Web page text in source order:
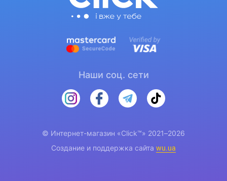
Наши соц. сети
© Интернет-магазин «Click™» 2021–2026
Создание и поддержка сайта wu.ua